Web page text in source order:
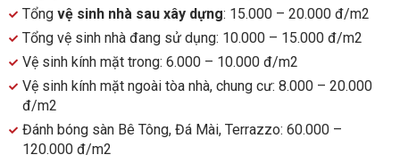
Tổng vệ sinh nhà sau xây dựng: 15.000 – 20.000 đ/m2
Tổng vệ sinh nhà đang sử dụng: 10.000 – 15.000 đ/m2
Vệ sinh kính mặt trong: 6.000 – 10.000 đ/m2
Vệ sinh kính mặt ngoài tòa nhà, chung cư: 8.000 – 20.000
đ/m2
Đánh bóng sàn Bê Tông, Đá Mài, Terrazzo: 60.000 –
120.000 đ/m2